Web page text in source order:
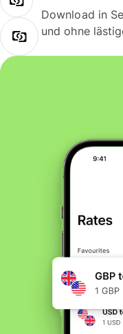
Download in
und ohne